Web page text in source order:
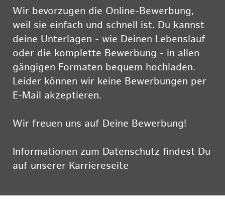
Wir bevorzugen die Online-Bewerbung,
weil sie einfach und schnell ist. Du kannst
deine Unterlagen - wie Deinen Lebenslauf
oder die komplette Bewerbung - in allen
gängigen Formaten bequem hochladen.
Leider können wir keine Bewerbungen per
E-Mail akzeptieren.
Wir freuen uns auf Deine Bewerbung!
Informationen zum Datenschutz findest Du
auf unserer Karriereseite